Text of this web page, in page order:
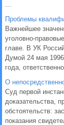
...
Проблемы
Важнейшее
уголовно-
главе. В УК
Думой 24 мая
года,
О
Суд первой
доказательства,
обстоятельств:
показания